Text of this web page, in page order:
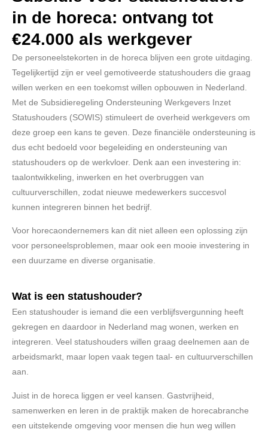
in de horeca: ontvang tot
€24.000 als werkgever
De personeelstekorten in de horeca blijven een grote uitdaging.
Tegelijkertijd zijn er veel gemotiveerde statushouders die graag
willen werken en een toekomst willen opbouwen in Nederland.
Met de Subsidieregeling Ondersteuning Werkgevers Inzet
Statushouders (SOWIS) stimuleert de overheid werkgevers om
deze groep een kans te geven. Deze financiële ondersteuning is
dus echt bedoeld voor begeleiding en ondersteuning van
statushouders op de werkvloer. Denk aan een investering in:
taalontwikkeling, inwerken en het overbruggen van
cultuurverschillen, zodat nieuwe medewerkers succesvol
kunnen integreren binnen het bedrijf.
Voor horecaondernemers kan dit niet alleen een oplossing zijn
voor personeelsproblemen, maar ook een mooie investering in
een duurzame en diverse organisatie.
Wat is een statushouder?
Een statushouder is iemand die een verblijfsvergunning heeft
gekregen en daardoor in Nederland mag wonen, werken en
integreren. Veel statushouders willen graag deelnemen aan de
arbeidsmarkt, maar lopen vaak tegen taal- en cultuurverschillen
aan.
Juist in de horeca liggen er veel kansen. Gastvrijheid,
samenwerken en leren in de praktijk maken de horecabranche
een uitstekende omgeving voor mensen die hun weg willen